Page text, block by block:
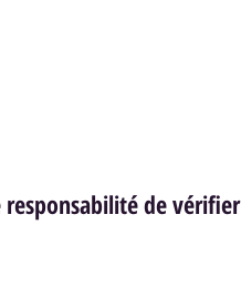
responsabilité de vérifier